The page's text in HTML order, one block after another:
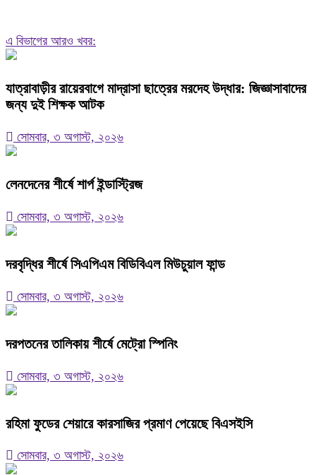
এ বিভাগের আরও খবর:
যাত্রাবাড়ীর রায়েরবাগে মাদ্রাসা ছাত্রের মরদেহ উদ্ধার: জিজ্ঞাসাবাদের
জন্য দুই শিক্ষক আটক
সোমবার, ৩ অগাস্ট, ২০২৬
লেনদেনের শীর্ষে শার্প ইন্ডাস্ট্রিজ
সোমবার, ৩ অগাস্ট, ২০২৬
দরবৃদ্ধির শীর্ষে সিএপিএম বিডিবিএল মিউচুয়াল ফান্ড
সোমবার, ৩ অগাস্ট, ২০২৬
দরপতনের তালিকায় শীর্ষে মেট্রো স্পিনিং
সোমবার, ৩ অগাস্ট, ২০২৬
রহিমা ফুডের শেয়ারে কারসাজির প্রমাণ পেয়েছে বিএসইসি
সোমবার, ৩ অগাস্ট, ২০২৬